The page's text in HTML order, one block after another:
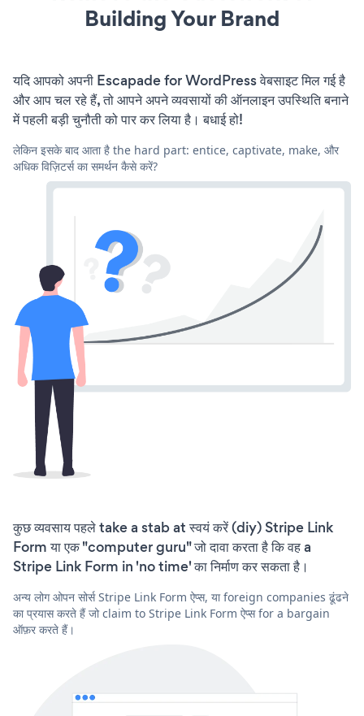
Building Your Brand
यदि आपको अपनी Escapade for WordPress वेबसाइट मिल गई है
और आप चल रहे हैं, तो आपने अपने व्यवसायों की ऑनलाइन उपस्थिति बनाने
में पहली बड़ी चुनौती को पार कर लिया है। बधाई हो!
लेकिन इसके बाद आता है the hard part: entice, captivate, make, और
अधिक विज़िटर्स का समर्थन कैसे करें?
कुछ व्यवसाय पहले take a stab at स्वयं करें (diy) Stripe Link
Form या एक "computer guru" जो दावा करता है कि वह a
Stripe Link Form in 'no time' का निर्माण कर सकता है।
अन्य लोग ओपन सोर्स Stripe Link Form ऐप्स, या foreign companies ढूंढने
का प्रयास करते हैं जो claim to Stripe Link Form ऐप्स for a bargain
ऑफ़र करते हैं।